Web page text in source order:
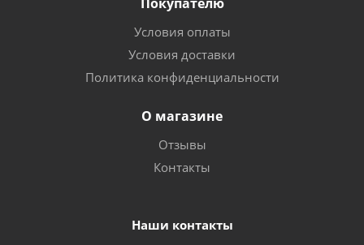
Условия оплаты
Условия доставки
Политика конфиденциальности
О магазине
Отзывы
Контакты
Наши контакты